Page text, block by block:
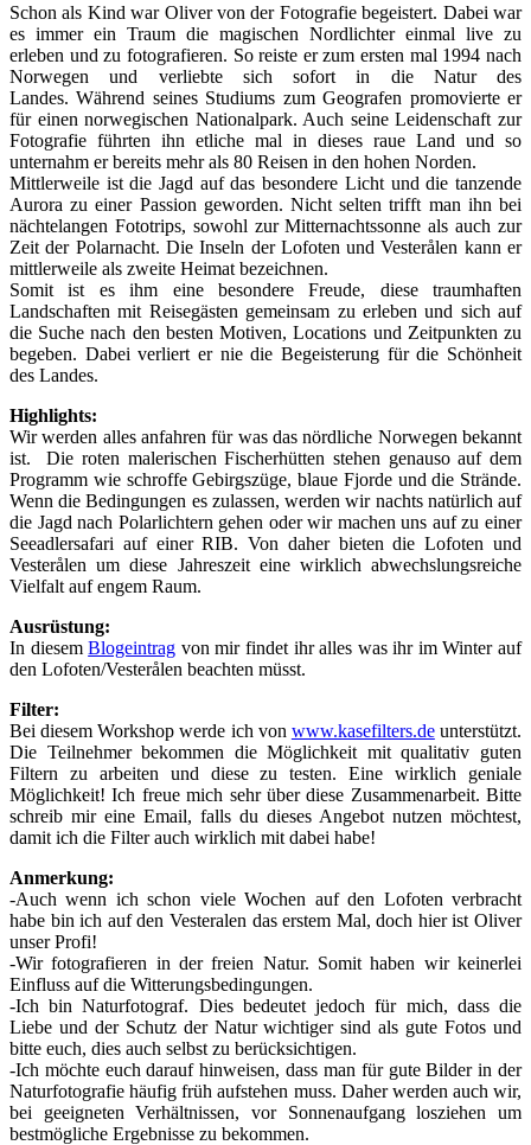
Schon als Kind war Oliver von der Fotografie begeistert. Dabei war
es immer ein Traum die magischen Nordlichter einmal live zu
erleben und zu fotografieren. So reiste er zum ersten mal 1994 nach
Norwegen und verliebte sich sofort in die Natur des
Landes. Während seines Studiums zum Geografen promovierte er
für einen norwegischen Nationalpark. Auch seine Leidenschaft zur
Fotografie führten ihn etliche mal in dieses raue Land und so
unternahm er bereits mehr als 80 Reisen in den hohen Norden.
Mittlerweile ist die Jagd auf das besondere Licht und die tanzende
Aurora zu einer Passion geworden. Nicht selten trifft man ihn bei
nächtelangen Fototrips, sowohl zur Mitternachtssonne als auch zur
Zeit der Polarnacht. Die Inseln der Lofoten und Vesterålen kann er
mittlerweile als zweite Heimat bezeichnen.
Somit ist es ihm eine besondere Freude, diese traumhaften
Landschaften mit Reisegästen gemeinsam zu erleben und sich auf
die Suche nach den besten Motiven, Locations und Zeitpunkten zu
begeben. Dabei verliert er nie die Begeisterung für die Schönheit
des Landes.
Highlights:
Wir werden alles anfahren für was das nördliche Norwegen bekannt
ist. Die roten malerischen Fischerhütten stehen genauso auf dem
Programm wie schroffe Gebirgszüge, blaue Fjorde und die Strände.
Wenn die Bedingungen es zulassen, werden wir nachts natürlich auf
die Jagd nach Polarlichtern gehen oder wir machen uns auf zu einer
Seeadlersafari auf einer RIB. Von daher bieten die Lofoten und
Vesterålen um diese Jahreszeit eine wirklich abwechslungsreiche
Vielfalt auf engem Raum.
Ausrüstung:
In diesemBlogeintrag von mir findet ihr alles was ihr im Winter auf
den Lofoten/Vesterålen beachten müsst.
Filter:
Bei diesem Workshop werde ich von www.kasefilters.deunterstützt.
Die Teilnehmer bekommen die Möglichkeit mit qualitativ guten
Filtern zu arbeiten und diese zu testen. Eine wirklich geniale
Möglichkeit! Ich freue mich sehr über diese Zusammenarbeit. Bitte
schreib mir eine Email, falls du dieses Angebot nutzen möchtest,
damit ich die Filter auch wirklich mit dabei habe!
Anmerkung:
-Auch wenn ich schon viele Wochen auf den Lofoten verbracht
habe bin ich auf den Vesteralen das erstem Mal, doch hier ist Oliver
unser Profi!
-Wir fotografieren in der freien Natur. Somit haben wir keinerlei
Einfluss auf die Witterungsbedingungen.
-Ich bin Naturfotograf. Dies bedeutet jedoch für mich, dass die
Liebe und der Schutz der Natur wichtiger sind als gute Fotos und
bitte euch, dies auch selbst zu berücksichtigen.
-Ich möchte euch darauf hinweisen, dass man für gute Bilder in der
Naturfotografie häufig früh aufstehen muss. Daher werden auch wir,
bei geeigneten Verhältnissen, vor Sonnenaufgang losziehen um
bestmögliche Ergebnisse zu bekommen.